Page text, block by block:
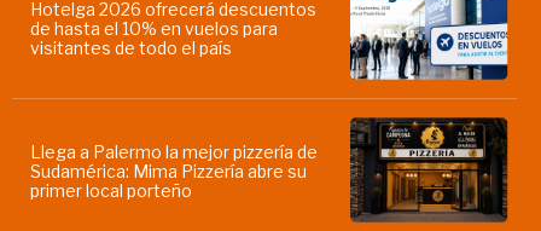
Hotelga 2026 ofrecerá descuentos
de hasta el 10% en vuelos para
visitantes de todo el país
Llega a Palermo la mejor pizzería de
Sudamérica: Mima Pizzería abre su
primer local porteño